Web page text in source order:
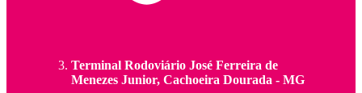
Terminal Rodoviário José Ferreira de
Menezes Junior, Cachoeira Dourada - MG